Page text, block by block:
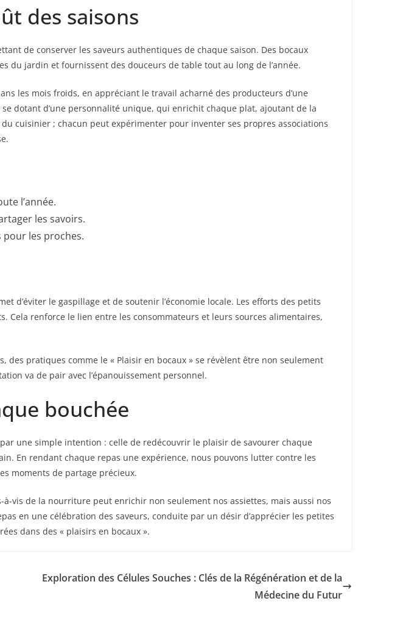
des saisons
de conserver les saveurs authentiques de chaque saison. Des bocaux
du jardin et fournissent des douceurs de table tout au long de l’année.
les mois froids, en appréciant le travail acharné des producteurs d’une
dotant d’une personnalité unique, qui enrichit chaque plat, ajoutant de la
cuisinier ; chacun peut expérimenter pour inventer ses propres associations
l’année.
les savoirs.
pour les proches.
d’éviter le gaspillage et de soutenir l’économie locale. Les efforts des petits
renforce le lien entre les consommateurs et leurs sources alimentaires,
pratiques comme le « Plaisir en bocaux » se révèlent être non seulement
va de pair avec l’épanouissement personnel.
bouchée
une simple intention : celle de redécouvrir le plaisir de savourer chaque
En rendant chaque repas une expérience, nous pouvons lutter contre les
moments de partage précieux.
vis de la nourriture peut enrichir non seulement nos assiettes, mais aussi nos
en une célébration des saveurs, conduite par un désir d’apprécier les petites
dans des « plaisirs en bocaux ».
Exploration des Célules Souches : Clés de la Régénération et de la
Médecine du Futur